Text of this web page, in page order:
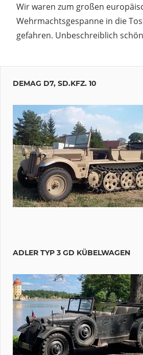
Wir waren zum großen
Wehrmachtsgespanne in die
gefahren. Unbeschreiblich
DEMAG D7, SD.KFZ. 10
ADLER TYP 3 GD KÜBELWAGEN